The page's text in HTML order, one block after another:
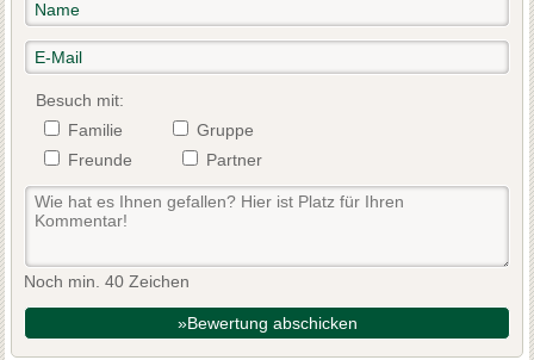
Besuch mit:
Familie
Gruppe
Freunde
Partner
Noch min. 40 Zeichen
»Bewertung abschicken